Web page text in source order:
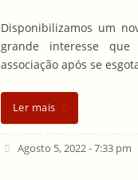
Disponibilizamos um
grande interesse
associação após se
Ler mais
Agosto 5, 2022 - 7:33 pm